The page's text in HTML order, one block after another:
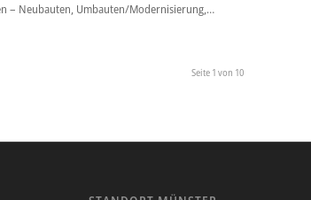
– Neubauten, Umbauten/Modernisierung,…
Seite 1 von 10